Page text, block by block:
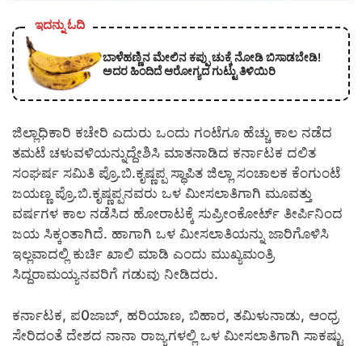
ಇದನ್ನು ಓದಿ
ಬಾಳೆಹಣ್ಣಿನ ಮೇಲಿನ ಕಪ್ಪು ಚುಕ್ಕೆ ನೋಡಿ ಬಿಸಾಡಬೇಡಿ!
ಅದರ ಹಿಂದಿದೆ ಆರೋಗ್ಯದ ಗುಟ್ಟು ತಿಳಿಯಿರಿ
ಜಿಲ್ಲಾಧಿಕಾರಿ ಕಚೇರಿ ಎದುರು ಒಂದು ಗಂಟೆಗೂ ಹೆಚ್ಚು ಕಾಲ ನಡೆದ
ತಮಟೆ ಚಳುವಳಿಯನ್ನುದ್ದೇಶಿಸಿ ಮಾತನಾಡಿದ ಕರ್ನಾಟಕ ದಲಿತ
ಸಂಘರ್ಷ ಸಮಿತಿ ಪ್ರೊ.ಬಿ.ಕೃಷ್ಣಪ್ಪ ಸ್ಥಾಪಿತ ಜಿಲ್ಲಾ ಸಂಚಾಲಕ ಕೆಂಗುಂಟೆ
ಜಯಣ್ಣ ಪ್ರೊ.ಬಿ.ಕೃಷ್ಣಪ್ಪನವರು ಒಳ ಮೀಸಲಾತಿಗಾಗಿ ಮೂವತ್ತು
ವರ್ಷಗಳ ಕಾಲ ನಡೆಸಿದ ಹೋರಾಟಕ್ಕೆ ಸುಪ್ರೀಂಕೋರ್ಟ್ ತೀರ್ಪಿನಿಂದ
ಜಯ ಸಿಕ್ಕಂತಾಗಿದೆ. ಹಾಗಾಗಿ ಒಳ ಮೀಸಲಾತಿಯನ್ನು ಜಾರಿಗೊಳಿಸಿ
ಇಲ್ಲವಾದಲ್ಲಿ ಕುರ್ಚಿ ಖಾಲಿ ಮಾಡಿ ಎಂದು ಮುಖ್ಯಮಂತ್ರಿ
ಸಿದ್ದರಾಮಯ್ಯನವರಿಗೆ ಗಡುವು ನೀಡಿದರು.
ಕರ್ನಾಟಕ, ಪ0ಜಾಬ್, ಹರಿಯಾಣ, ಬಿಹಾರ, ತಮಿಳುನಾಡು, ಆಂಧ್ರ
ಸೇರಿದಂತೆ ದೇಶದ ನಾನಾ ರಾಜ್ಯಗಳಲ್ಲಿ ಒಳ ಮೀಸಲಾತಿಗಾಗಿ ಸಾಕಷ್ಟು